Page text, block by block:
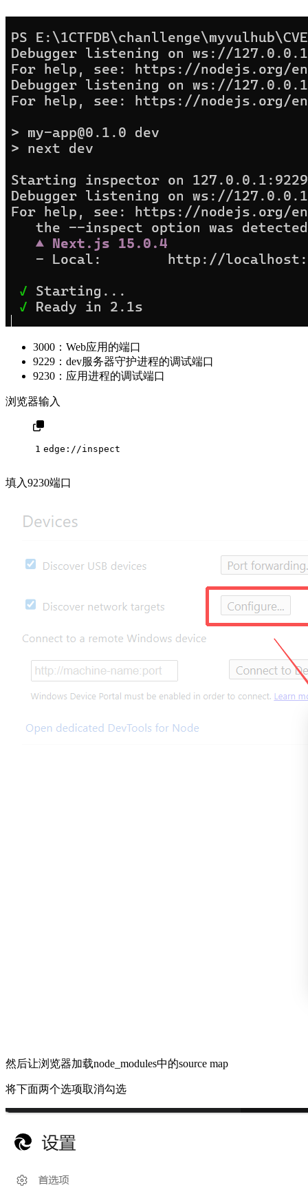
3000：Web应用的端口
9229：dev服务器守护进程的调试端口
9230：应用进程的调试端口
浏览器输入
1 edge://inspect
填入9230端口
然后让浏览器加载node_modules中的source map
将下面两个选项取消勾选